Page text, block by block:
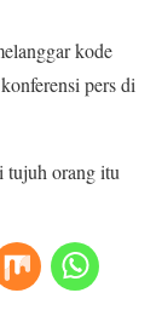
kode
pers di
tujuh orang itu